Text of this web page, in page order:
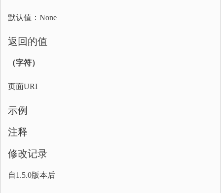
默认值：None
返回的值
（字符）
页面URI
示例
注释
修改记录
自1.5.0版本后